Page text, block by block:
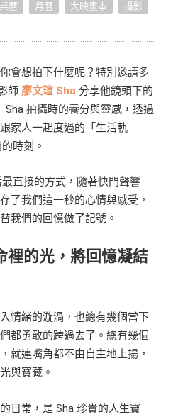
桌曆 月曆 大映畫本
攝影
會想拍下什麼呢？特別邀請多
師 廖文瑄 Sha 分享他鏡頭下的
拍攝時的養分與靈感，透過
家人一起度過的「生活軌
時刻。
直接的方式，隨著快門聲響
了我們這一秒的心情與感受，
我們的回憶做了記號。
裡的光，將回憶凝結
情緒的漩渦，也總有幾個當下
都勇敢的跨過去了。總有幾個
就連嘴角都不由自主地上揚，
與寶藏。
日常，是 Sha 珍貴的人生寶